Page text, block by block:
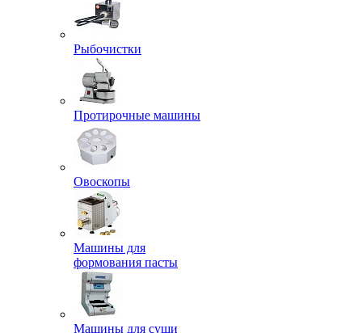
Рыбочистки
Протирочные машины
Овоскопы
Машины для
формования пасты
Машины для суши